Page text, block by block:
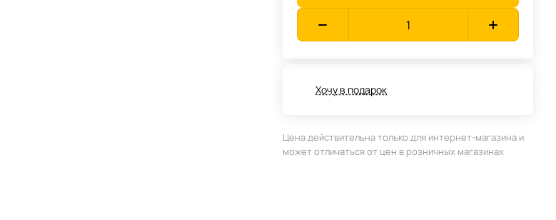
Хочу в подарок
Цена действительна только для интернет-магазина и
может отличаться от цен в розничных магазинах